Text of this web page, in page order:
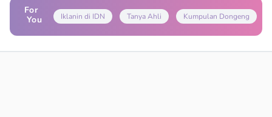
For
You
Iklanin di IDN Tanya Ahli Kumpulan Dongeng